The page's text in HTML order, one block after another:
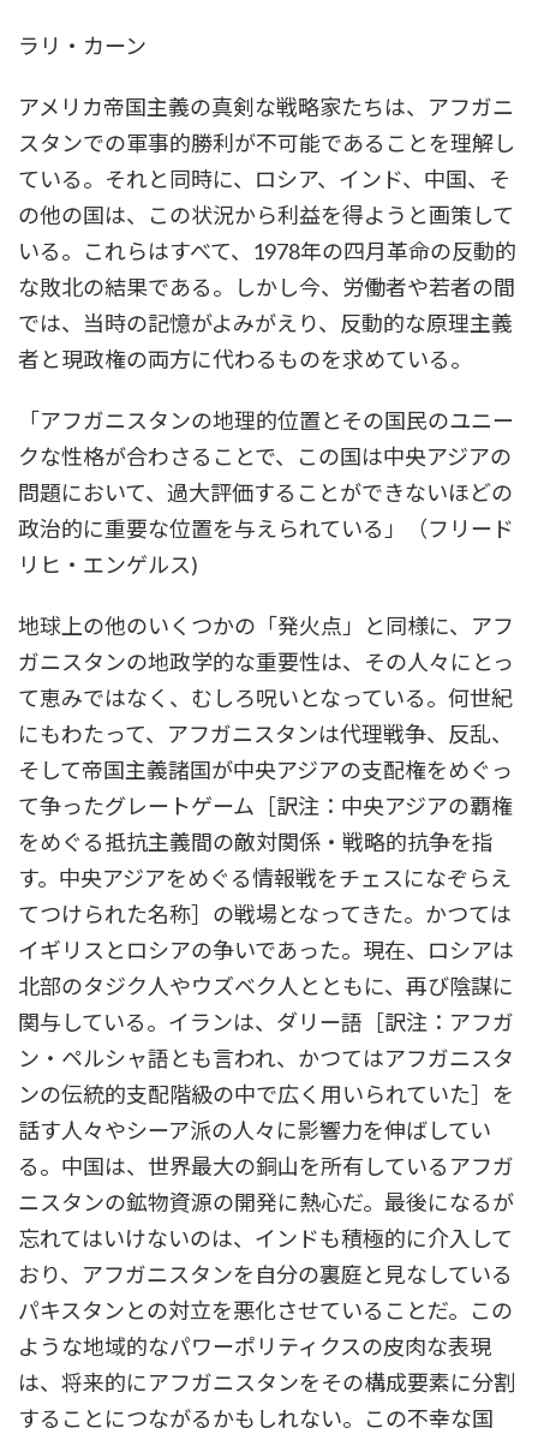
ラリ・カーン
アメリカ帝国主義の真剣な戦略家たちは、アフガニ
スタンでの軍事的勝利が不可能であることを理解し
ている。それと同時に、ロシア、インド、中国、そ
の他の国は、この状況から利益を得ようと画策して
いる。これらはすべて、1978年の四月革命の反動的
な敗北の結果である。しかし今、労働者や若者の間
では、当時の記憶がよみがえり、反動的な原理主義
者と現政権の両方に代わるものを求めている。
「アフガニスタンの地理的位置とその国民のユニー
クな性格が合わさることで、この国は中央アジアの
問題において、過大評価することができないほどの
政治的に重要な位置を与えられている」（フリード
リヒ・エンゲルス)
地球上の他のいくつかの「発火点」と同様に、アフ
ガニスタンの地政学的な重要性は、その人々にとっ
て恵みではなく、むしろ呪いとなっている。何世紀
にもわたって、アフガニスタンは代理戦争、反乱、
そして帝国主義諸国が中央アジアの支配権をめぐっ
て争ったグレートゲーム［訳注：中央アジアの覇権
をめぐる抵抗主義間の敵対関係・戦略的抗争を指
す。中央アジアをめぐる情報戦をチェスになぞらえ
てつけられた名称］の戦場となってきた。かつては
イギリスとロシアの争いであった。現在、ロシアは
北部のタジク人やウズベク人とともに、再び陰謀に
関与している。イランは、ダリー語［訳注：アフガ
ン・ペルシャ語とも言われ、かつてはアフガニスタ
ンの伝統的支配階級の中で広く用いられていた］を
話す人々やシーア派の人々に影響力を伸ばしてい
る。中国は、世界最大の銅山を所有しているアフガ
ニスタンの鉱物資源の開発に熱心だ。最後になるが
忘れてはいけないのは、インドも積極的に介入して
おり、アフガニスタンを自分の裏庭と見なしている
パキスタンとの対立を悪化させていることだ。この
ような地域的なパワーポリティクスの皮肉な表現
は、将来的にアフガニスタンをその構成要素に分割
することにつながるかもしれない。この不幸な国